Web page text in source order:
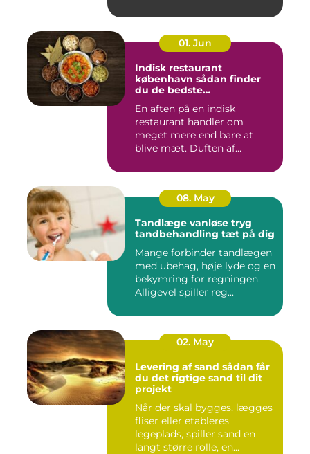
01. Jun
Indisk restaurant
københavn sådan finder
du de bedste
En aften på en indisk
restaurant handler om
meget mere end bare at
blive mæt. Duften af
08. May
Tandlæge vanløse tryg
tandbehandling tæt på dig
Mange forbinder tandlægen
med ubehag, høje lyde og en
bekymring for regningen.
Alligevel spiller reg...
02. May
Levering af sand sådan får
du det rigtige sand til dit
projekt
Når der skal bygges, lægges
fliser eller etableres
legeplads, spiller sand en
langt større rolle, en...